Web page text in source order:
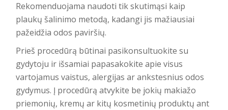
Rekomenduojama naudoti tik skutimąsi kaip
plaukų šalinimo metodą, kadangi jis mažiausiai
pažeidžia odos paviršių.
Prieš procedūrą būtinai pasikonsultuokite su
gydytoju ir išsamiai papasakokite apie visus
vartojamus vaistus, alergijas ar ankstesnius odos
gydymus. Į procedūrą atvykite be jokių makiažo
priemonių, kremų ar kitų kosmetinių produktų ant